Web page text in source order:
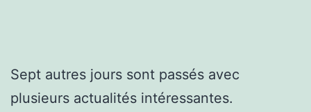
Sept autres jours sont passés avec
plusieurs actualités intéressantes.